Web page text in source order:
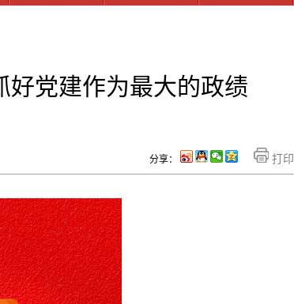
好党建作为最大的政绩
打印
分享：